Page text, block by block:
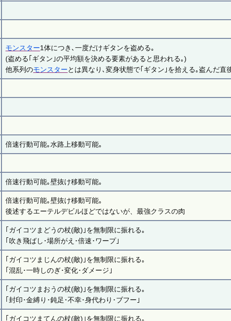
モンスター1体につき､一度だけギタンを盗める｡
(盗める｢ギタン｣の平均額を決める要素があると思われる｡)
他系列のモンスターとは異なり､変身状態で｢ギタン｣を拾える｡盗んだ直
倍速行動可能｡水路上移動可能｡
倍速行動可能｡壁抜け移動可能｡
倍速行動可能｡壁抜け移動可能｡
後述するエーテルデビルほどではないが、最強クラスの肉
｢ガイコツまどうの杖(敵)｣を無制限に振れる｡
｢吹き飛ばし･場所がえ･倍速･ワープ｣
｢ガイコツまじんの杖(敵)｣を無制限に振れる｡
｢混乱･一時しのぎ･変化･ダメージ｣
｢ガイコツまおうの杖(敵)｣を無制限に振れる｡
｢封印･金縛り･鈍足･不幸･身代わり･ブフー｣
｢ガイコツまてんの杖(敵)｣を無制限に振れる｡